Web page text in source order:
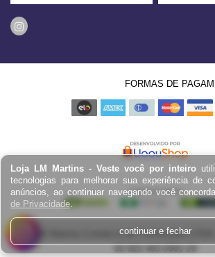
Loja LM Martins - Veste você por inteiro
tecnologias para melhorar sua experiência de
anúncios, ao continuar navegando você
de Privacidade.
continuar e fechar
FORMAS DE
LM Martins Comércio de Confecções LTDA
03.823.403.0001-29